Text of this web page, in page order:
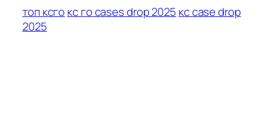
топ ксго кс го cases drop 2025 кс case drop
2025